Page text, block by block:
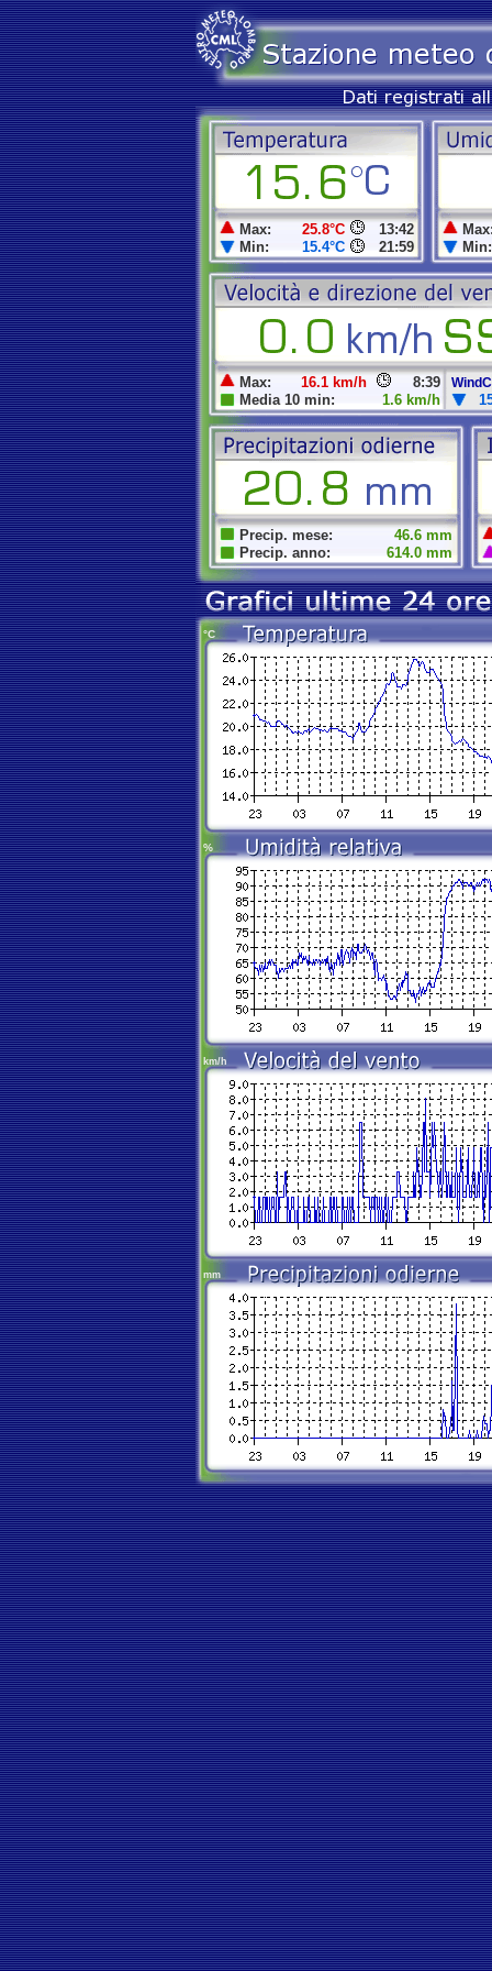
Max: 25.8°C 13:42
Min:
15.4°C 21:59 Min:
Max: 16.1 km/h 8:39
Media 10 min: 1.6 km/h
Precip. mese:
46.6 mm
Precip. anno:
614.0 mm
°C
%
km/h
mm